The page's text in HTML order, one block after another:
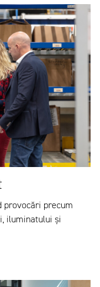
provocări precum
iluminatului și